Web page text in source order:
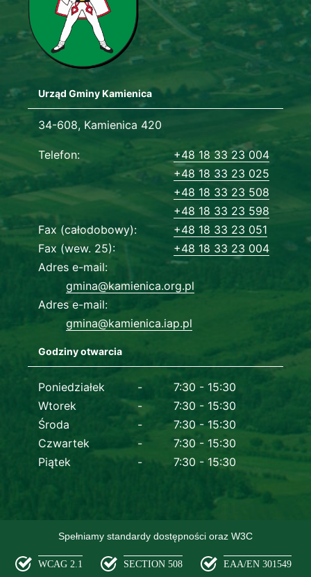
Urząd Gminy Kamienica
Adres urzędu
34-608, Kamienica 420
Dane kontaktowe
Telefon
+48 18 33 23 004
+48 18 33 23 025
+48 18 33 23 508
+48 18 33 23 598
Fax (całodobowy)
+48 18 33 23 051
Fax (wew. 25)
+48 18 33 23 004
Adres e-mail
gmina@kamienica.org.pl
Adres e-mail
gmina@kamienica.iap.pl
Godziny otwarcia
Dane kontaktowe
Poniedziałek
7:30 - 15:30
Wtorek
7:30 - 15:30
Środa
7:30 - 15:30
Czwartek
7:30 - 15:30
Piątek
7:30 - 15:30
Spełniamy standardy dostępności oraz W3C
WCAG 2.1 SECTION 508 EAA/EN 301549